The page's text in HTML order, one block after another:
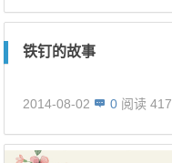
铁钉的故事
2014-08-02 0 阅读 417